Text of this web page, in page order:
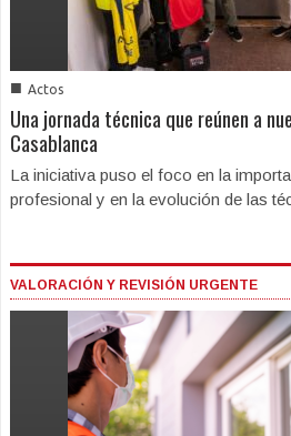
■ Actos
Una jornada técnica que reúnen a
Casablanca
La iniciativa puso el foco en la
profesional y en la evolución de las
VALORACIÓN Y REVISIÓN URGENTE